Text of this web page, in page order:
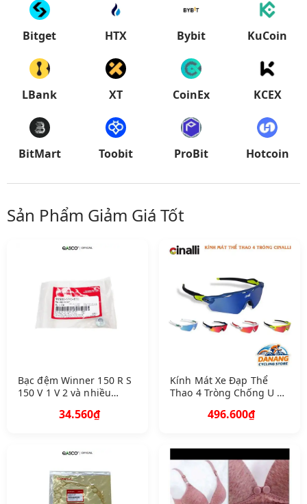
Bitget HTX Bybit KuCoin
LBank XT CoinEx KCEX
BitMart Toobit ProBit Hotcoin
Sản Phẩm Giảm Giá Tốt
Bạc đệm Winner 150 R S
150 V 1 V 2 và nhiều
A90501 G N 5830 1560
34.560₫
Kính Mát Xe Đạp Thể
Thao 4 Tròng Chống U V,
496.600₫